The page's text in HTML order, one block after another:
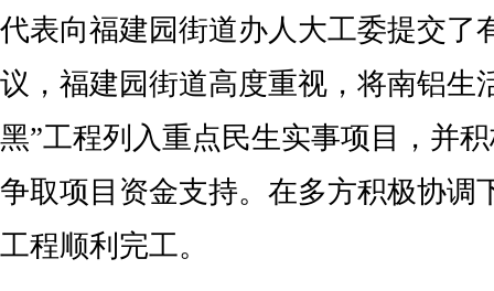
代表向福建园街道办人大工委提交了
议，福建园街道高度重视，将南铝生
黑”工程列入重点民生实事项目，并
争取项目资金支持。在多方积极协调
工程顺利完工。